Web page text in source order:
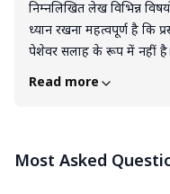
निम्नलिखित लेख विभिन्न
ध्यान रखना महत्वपूर्ण है कि
पेशेवर सलाह के रूप में नहीं
उद्देश्यों के लिए है। इस लेख को
लागू या कार्यान्वित करते
Read more
Most Asked